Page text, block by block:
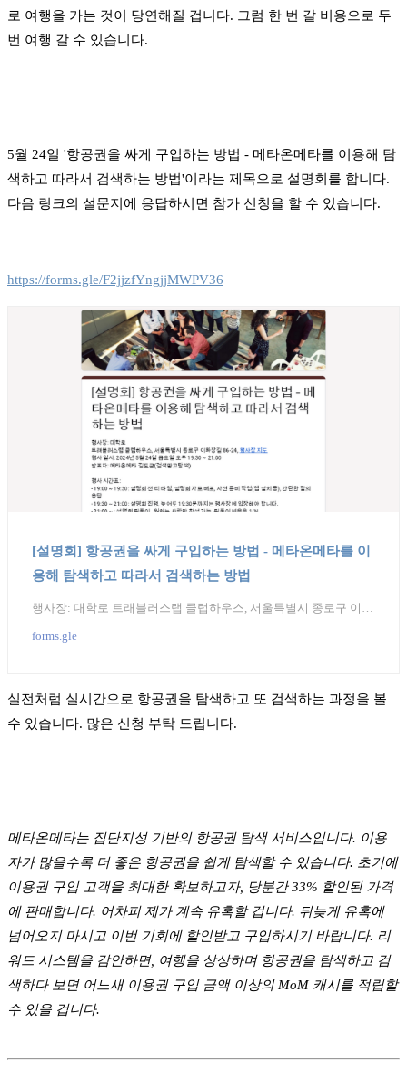
로 여행을 가는 것이 당연해질 겁니다. 그럼 한 번 갈 비용으로 두
번 여행 갈 수 있습니다.
5월 24일 '항공권을 싸게 구입하는 방법 - 메타온메타를 이용해 탐
색하고 따라서 검색하는 방법'이라는 제목으로 설명회를 합니다.
다음 링크의 설문지에 응답하시면 참가 신청을 할 수 있습니다.
https://forms.gle/F2jjzfYngjjMWPV36
[설명회] 항공권을 싸게 구입하는 방법 - 메타온메타를 이
용해 탐색하고 따라서 검색하는 방법
forms.gle
실전처럼 실시간으로 항공권을 탐색하고 또 검색하는 과정을 볼
수 있습니다. 많은 신청 부탁 드립니다.
메타온메타는 집단지성 기반의 항공권 탐색 서비스입니다. 이용
자가 많을수록 더 좋은 항공권을 쉽게 탐색할 수 있습니다. 초기에
이용권 구입 고객을 최대한 확보하고자, 당분간 33% 할인된 가격
에 판매합니다. 어차피 제가 계속 유혹할 겁니다. 뒤늦게 유혹에
넘어오지 마시고 이번 기회에 할인받고 구입하시기 바랍니다. 리
워드 시스템을 감안하면, 여행을 상상하며 항공권을 탐색하고 검
색하다 보면 어느새 이용권 구입 금액 이상의 MoM 캐시를 적립할
수 있을 겁니다.